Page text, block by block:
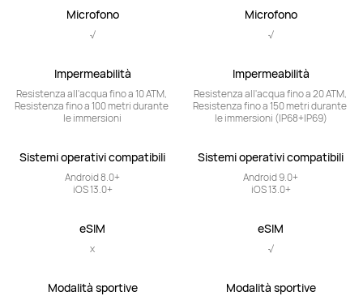
Microfono
√
Impermeabilità
Resistenza all'acqua fino a 10 ATM,
Resistenza fino a 100 metri durante
le immersioni
Sistemi operativi compatibili
Android 8.0+
iOS 13.0+
eSIM
x
Modalità sportive
Microfono
√
Impermeabilità
Resistenza all'acqua fino a 20 ATM,
Resistenza fino a 150 metri durante
le immersioni (IP68+IP69)
Sistemi operativi compatibili
Android 9.0+
iOS 13.0+
eSIM
√
Modalità sportive